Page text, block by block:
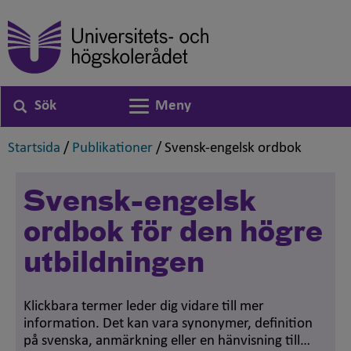
Sök
Växla navigering
Meny
Startsida ,
/ Publikationer ,
/ Svensk-engelsk ordbok
Svensk-engelsk
ordbok för den högre
utbildningen
Klickbara termer leder dig vidare till mer
information. Det kan vara synonymer, definition
på svenska, anmärkning eller en hänvisning till